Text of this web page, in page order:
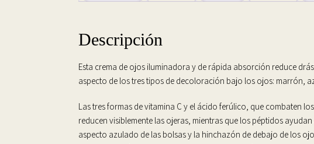
Descripción
Esta crema de ojos iluminadora y de rápida absorción reduce
aspecto de los tres tipos de decoloración bajo los ojos: marrón,
Las tres formas de vitamina C y el ácido ferúlico, que combaten
reducen visiblemente las ojeras, mientras que los péptidos
aspecto azulado de las bolsas y la hinchazón de debajo de los